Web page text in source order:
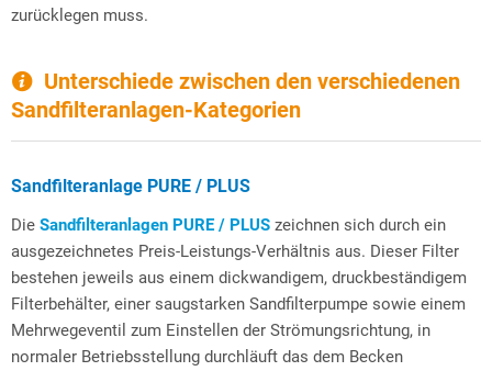
zurücklegen muss.
Unterschiede zwischen den verschiedenen
Sandfilteranlagen-Kategorien
Sandfilteranlage PURE / PLUS
Die Sandfilteranlagen PURE / PLUS zeichnen sich durch ein
ausgezeichnetes Preis-Leistungs-Verhältnis aus. Dieser Filter
bestehen jeweils aus einem dickwandigem, druckbeständigem
Filterbehälter, einer saugstarken Sandfilterpumpe sowie einem
Mehrwegeventil zum Einstellen der Strömungsrichtung, in
normaler Betriebsstellung durchläuft das dem Becken